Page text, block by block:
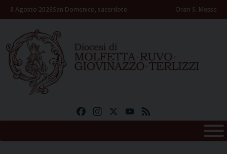
Skip8 Agosto 2026San Domenico, sacerdote Orari S. Messe
FacebookInstagramYouTube